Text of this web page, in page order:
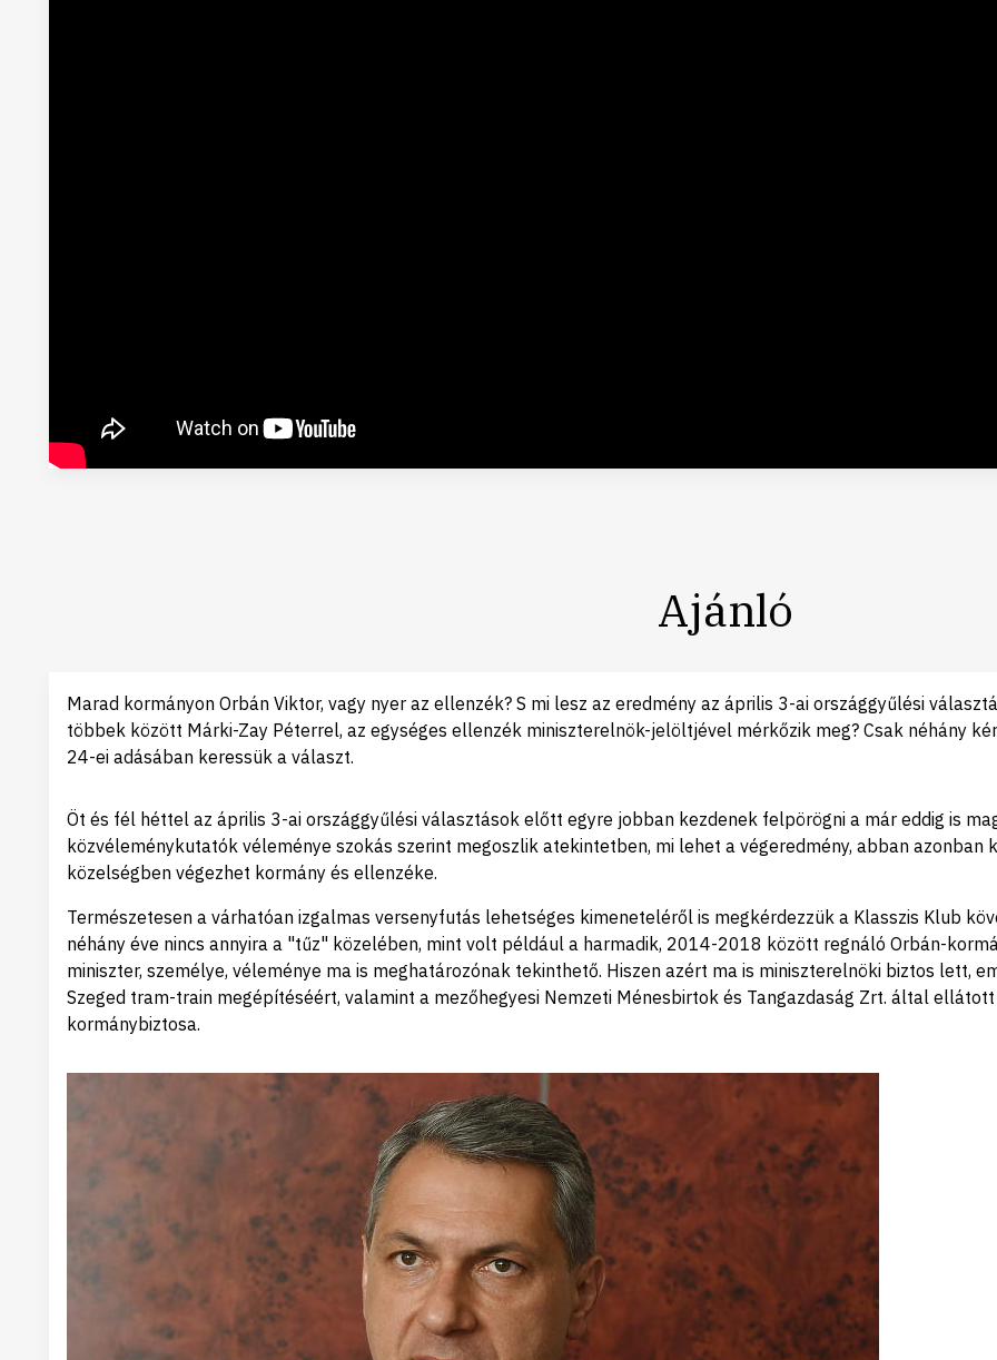
Ajánló
Marad kormányon Orbán Viktor, vagy nyer az ellenzék? S mi lesz az eredmény az április 3-ai országgyűlési
többek között Márki-Zay Péterrel, az egységes ellenzék miniszterelnök-jelöltjével mérkőzik meg? Csak néhány
24-ei adásában keressük a választ.
Öt és fél héttel az április 3-ai országgyűlési választások előtt egyre jobban kezdenek felpörögni a már eddig is
közvéleménykutatók véleménye szokás szerint megoszlik atekintetben, mi lehet a végeredmény, abban
közelségben végezhet kormány és ellenzéke.
Természetesen a várhatóan izgalmas versenyfutás lehetséges kimeneteléről is megkérdezzük a Klasszis Klub
néhány éve nincs annyira a "tűz" közelében, mint volt például a harmadik, 2014-2018 között regnáló Orbán-
miniszter, személye, véleménye ma is meghatározónak tekinthető. Hiszen azért ma is miniszterelnöki biztos lett,
Szeged tram-train megépítéséért, valamint a mezőhegyesi Nemzeti Ménesbirtok és Tangazdaság Zrt. által
kormánybiztosa.